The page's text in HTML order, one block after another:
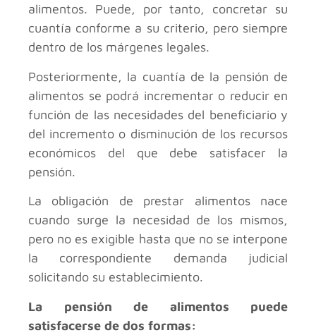
alimentos. Puede, por tanto, concretar su
cuantía conforme a su criterio, pero siempre
dentro de los márgenes legales.
Posteriormente, la cuantía de la pensión de
alimentos se podrá incrementar o reducir en
función de las necesidades del beneficiario y
del incremento o disminución de los recursos
económicos del que debe satisfacer la
pensión.
La obligación de prestar alimentos nace
cuando surge la necesidad de los mismos,
pero no es exigible hasta que no se interpone
la correspondiente demanda judicial
solicitando su establecimiento.
La pensión de alimentos puede
satisfacerse de dos formas: